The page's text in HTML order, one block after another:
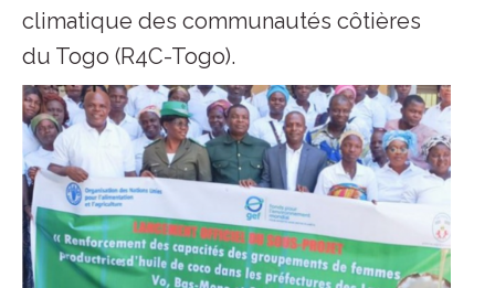
climatique des communautés côtières
du Togo (R4C-Togo).